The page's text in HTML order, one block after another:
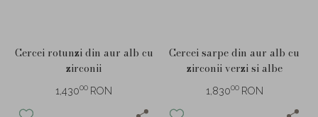
Cercei rotunzi din aur alb cu
zirconii
1,43000 RON
Cercei sarpe din aur alb cu
zirconii verzi si albe
1,83000 RON